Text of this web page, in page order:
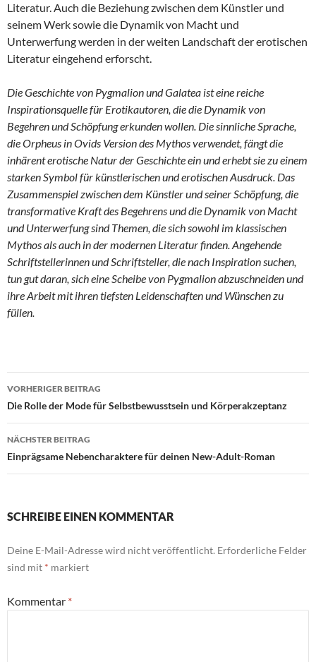
Literatur. Auch die Beziehung zwischen dem Künstler und
seinem Werk sowie die Dynamik von Macht und
Unterwerfung werden in der weiten Landschaft der erotischen
Literatur eingehend erforscht.
Die Geschichte von Pygmalion und Galatea ist eine reiche
Inspirationsquelle für Erotikautoren, die die Dynamik von
Begehren und Schöpfung erkunden wollen. Die sinnliche Sprache,
die Orpheus in Ovids Version des Mythos verwendet, fängt die
inhärent erotische Natur der Geschichte ein und erhebt sie zu einem
starken Symbol für künstlerischen und erotischen Ausdruck. Das
Zusammenspiel zwischen dem Künstler und seiner Schöpfung, die
transformative Kraft des Begehrens und die Dynamik von Macht
und Unterwerfung sind Themen, die sich sowohl im klassischen
Mythos als auch in der modernen Literatur finden. Angehende
Schriftstellerinnen und Schriftsteller, die nach Inspiration suchen,
tun gut daran, sich eine Scheibe von Pygmalion abzuschneiden und
ihre Arbeit mit ihren tiefsten Leidenschaften und Wünschen zu
füllen.
Beitragsnavigation
VORHERIGER BEITRAG
Die Rolle der Mode für Selbstbewusstsein und Körperakzeptanz
NÄCHSTER BEITRAG
Einprägsame Nebencharaktere für deinen New-Adult-Roman
SCHREIBE EINEN KOMMENTAR
Deine E-Mail-Adresse wird nicht veröffentlicht. Erforderliche Felder
sind mit * markiert
Kommentar *